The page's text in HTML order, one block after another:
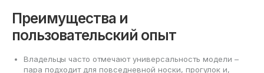
Преимущества и
пользовательский опыт
Владельцы часто отмечают универсальность модели –
пара подходит для повседневной носки, прогулок и,